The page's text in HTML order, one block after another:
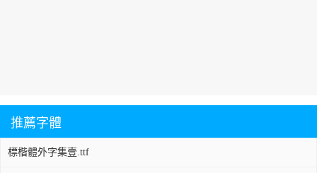
推薦字體
標楷體外字集壹.ttf